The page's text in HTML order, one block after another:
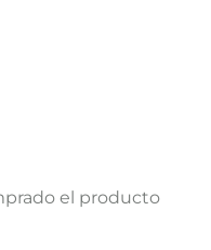
el producto